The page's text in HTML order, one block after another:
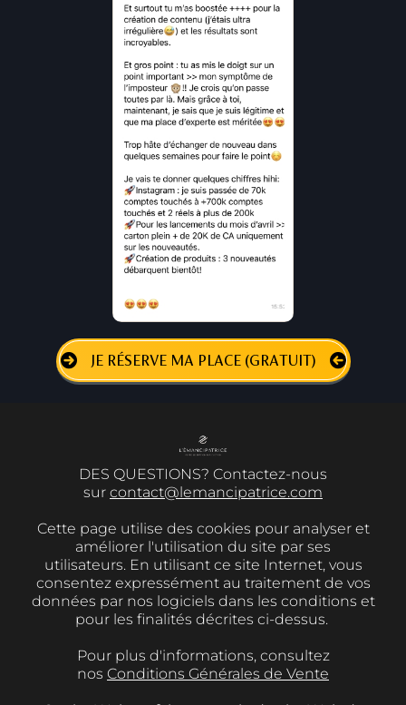
JE RÉSERVE MA PLACE (GRATUIT)
DES QUESTIONS? Contactez-nous
sur contact@lemancipatrice.com
Cette page utilise des cookies pour analyser et
améliorer l'utilisation du site par ses
utilisateurs. En utilisant ce site Internet, vous
consentez expressément au traitement de vos
données par nos logiciels dans les conditions et
pour les finalités décrites ci-dessus.
Pour plus d'informations, consultez
nos Conditions Générales de Vente